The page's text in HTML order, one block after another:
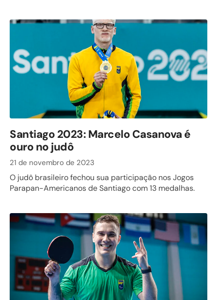
Santiago 2023: Marcelo Casanova é
ouro no judô
21 de novembro de 2023
O judô brasileiro fechou sua participação nos Jogos
Parapan-Americanos de Santiago com 13 medalhas.